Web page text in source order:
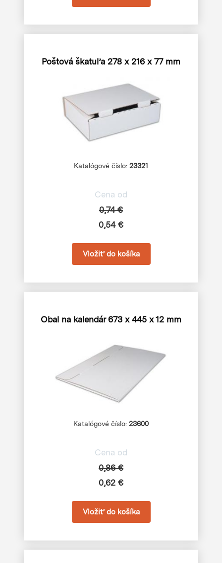
Poštová škatuľa 278 x 216 x 77 mm
Katalógové číslo: 23321
Cena od
0,74 €
0,54 €
Obal na kalendár673 x 445 x 12 mm
Katalógové číslo: 23600
Cena od
0,86 €
0,62 €